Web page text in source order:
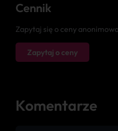
Cennik
Zapytaj się o ceny
Zapytaj o ceny
Komentarze